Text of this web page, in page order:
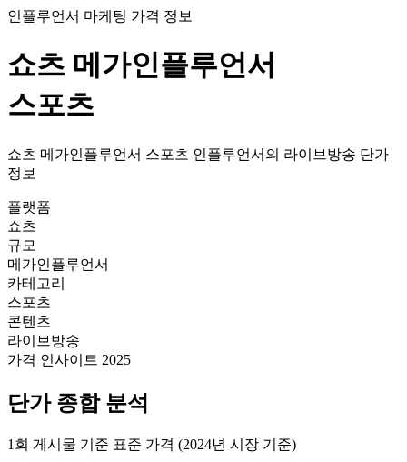
인플루언서 마케팅 가격 정보
쇼츠 메가인플루언서
스포츠
쇼츠 메가인플루언서 스포츠 인플루언서의 라이브방송 단가
정보
플랫폼
쇼츠
규모
메가인플루언서
카테고리
스포츠
콘텐츠
라이브방송
가격 인사이트 2025
단가종합 분석
1회 게시물 기준 표준 가격 (2024년 시장 기준)